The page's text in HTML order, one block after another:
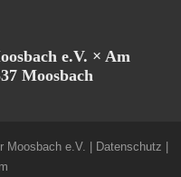
e.V. × Am
Moosbach
Moosbach e.V. | Datenschutz